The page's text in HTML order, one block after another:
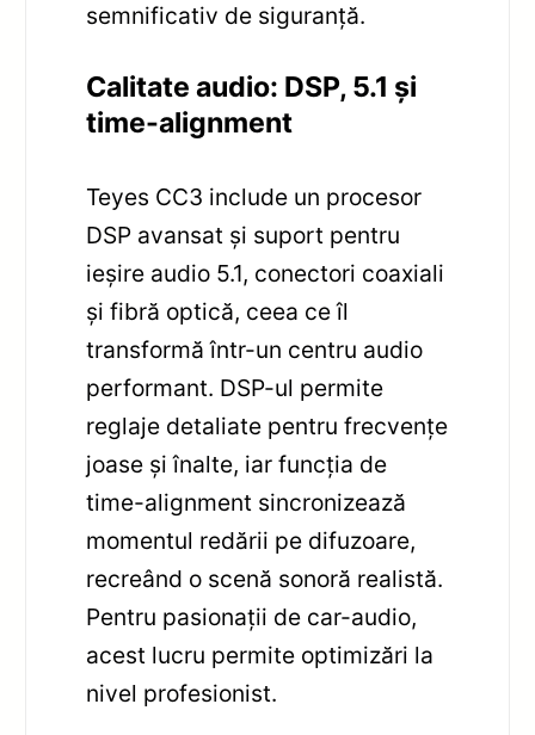
semnificativ de siguranță.
Calitate audio: DSP, 5.1 și
time-alignment
Teyes CC3 include un procesor
DSP avansat și suport pentru
ieșire audio 5.1, conectori coaxiali
și fibră optică, ceea ce îl
transformă într-un centru audio
performant. DSP-ul permite
reglaje detaliate pentru frecvențe
joase și înalte, iar funcția de
time-alignment sincronizează
momentul redării pe difuzoare,
recreând o scenă sonoră realistă.
Pentru pasionații de car-audio,
acest lucru permite optimizări la
nivel profesionist.